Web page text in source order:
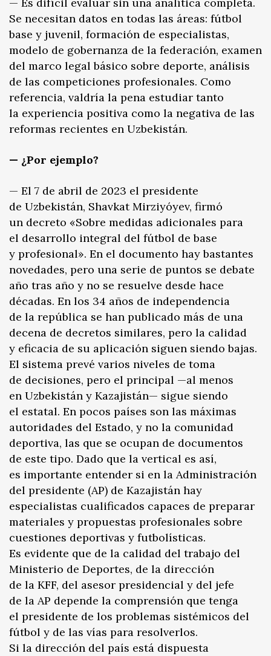
— Es difícil evaluar sin una analítica completa.
Se necesitan datos en todas las áreas: fútbol
base y juvenil, formación de especialistas,
modelo de gobernanza de la federación, examen
del marco legal básico sobre deporte, análisis
de las competiciones profesionales. Como
referencia, valdría la pena estudiar tanto
la experiencia positiva como la negativa de las
reformas recientes en Uzbekistán.
— ¿Por ejemplo?
— El 7 de abril de 2023 el presidente
de Uzbekistán, Shavkat Mirziyóyev, firmó
un decreto «Sobre medidas adicionales para
el desarrollo integral del fútbol de base
y profesional». En el documento hay bastantes
novedades, pero una serie de puntos se debate
año tras año y no se resuelve desde hace
décadas. En los 34 años de independencia
de la república se han publicado más de una
decena de decretos similares, pero la calidad
y eficacia de su aplicación siguen siendo bajas.
El sistema prevé varios niveles de toma
de decisiones, pero el principal —al menos
en Uzbekistán y Kazajistán— sigue siendo
el estatal. En pocos países son las máximas
autoridades del Estado, y no la comunidad
deportiva, las que se ocupan de documentos
de este tipo. Dado que la vertical es así,
es importante entender si en la Administración
del presidente (AP) de Kazajistán hay
especialistas cualificados capaces de preparar
materiales y propuestas profesionales sobre
cuestiones deportivas y futbolísticas.
Es evidente que de la calidad del trabajo del
Ministerio de Deportes, de la dirección
de la KFF, del asesor presidencial y del jefe
de la AP depende la comprensión que tenga
el presidente de los problemas sistémicos del
fútbol y de las vías para resolverlos.
Si la dirección del país está dispuesta